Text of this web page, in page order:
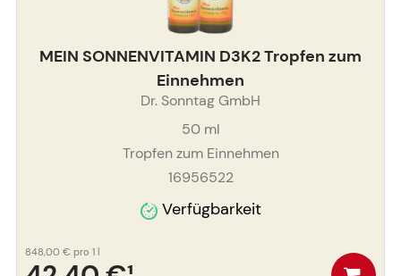
MEIN SONNENVITAMIN D3K2 Tropfen zum
Einnehmen
Dr. Sonntag GmbH
50ml
Tropfen zum Einnehmen
16956522
Verfügbarkeit
848,00 € pro 1 l